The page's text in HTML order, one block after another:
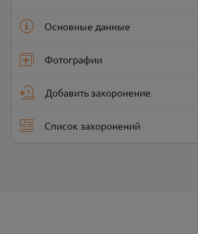
Основные данные
Фотографии
Добавить захоронение
Список захоронений